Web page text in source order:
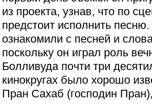
из проекта, узнав, что по
предстоит исполнить
ознакомили с песней и
поскольку он играл роль
Болливуда почти три
кинокругах было хорошо
Пран Сахаб (господин